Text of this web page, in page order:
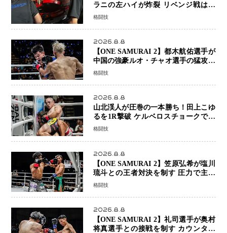
ラニの左ハイが炸裂 リベンジ戦は一
瞬で決着
格闘技
2026.8.8
【ONE SAMURAI 2】都木航佑選手が
中国の強豪ルオ・チャオ選手の猛攻を
受けながらも的確な攻撃で応戦 最後
格闘技
2026.8.8
山北渓人が圧巻の一本勝ち！田上こゆ
るを1R撃破 ケルベロスチョークで存
在感を示す
格闘技
2026.8.8
【ONE SAMURAI 2】笠原弘希が塩川
琉斗との王者対決を制す 圧力で主導
権を握り判定勝利
格闘技
2026.8.8
【ONE SAMURAI 2】礼司選手が奥村
将真選手との接戦を制す カウンター